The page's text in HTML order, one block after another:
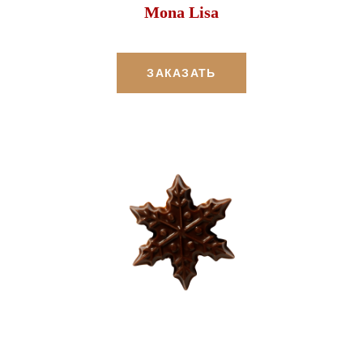
Mona Lisa
ЗАКАЗАТЬ